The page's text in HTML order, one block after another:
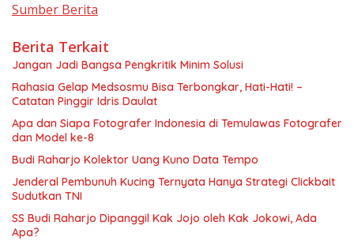
Sumber Berita
Berita Terkait
Jangan Jadi Bangsa Pengkritik Minim Solusi
Rahasia Gelap Medsosmu Bisa Terbongkar, Hati-Hati! –
Catatan Pinggir Idris Daulat
Apa dan Siapa Fotografer Indonesia di Temulawas Fotografer
dan Model ke-8
Budi Raharjo Kolektor Uang Kuno Data Tempo
Jenderal Pembunuh Kucing Ternyata Hanya Strategi Clickbait
Sudutkan TNI
SS Budi Raharjo Dipanggil Kak Jojo oleh Kak Jokowi, Ada
Apa?